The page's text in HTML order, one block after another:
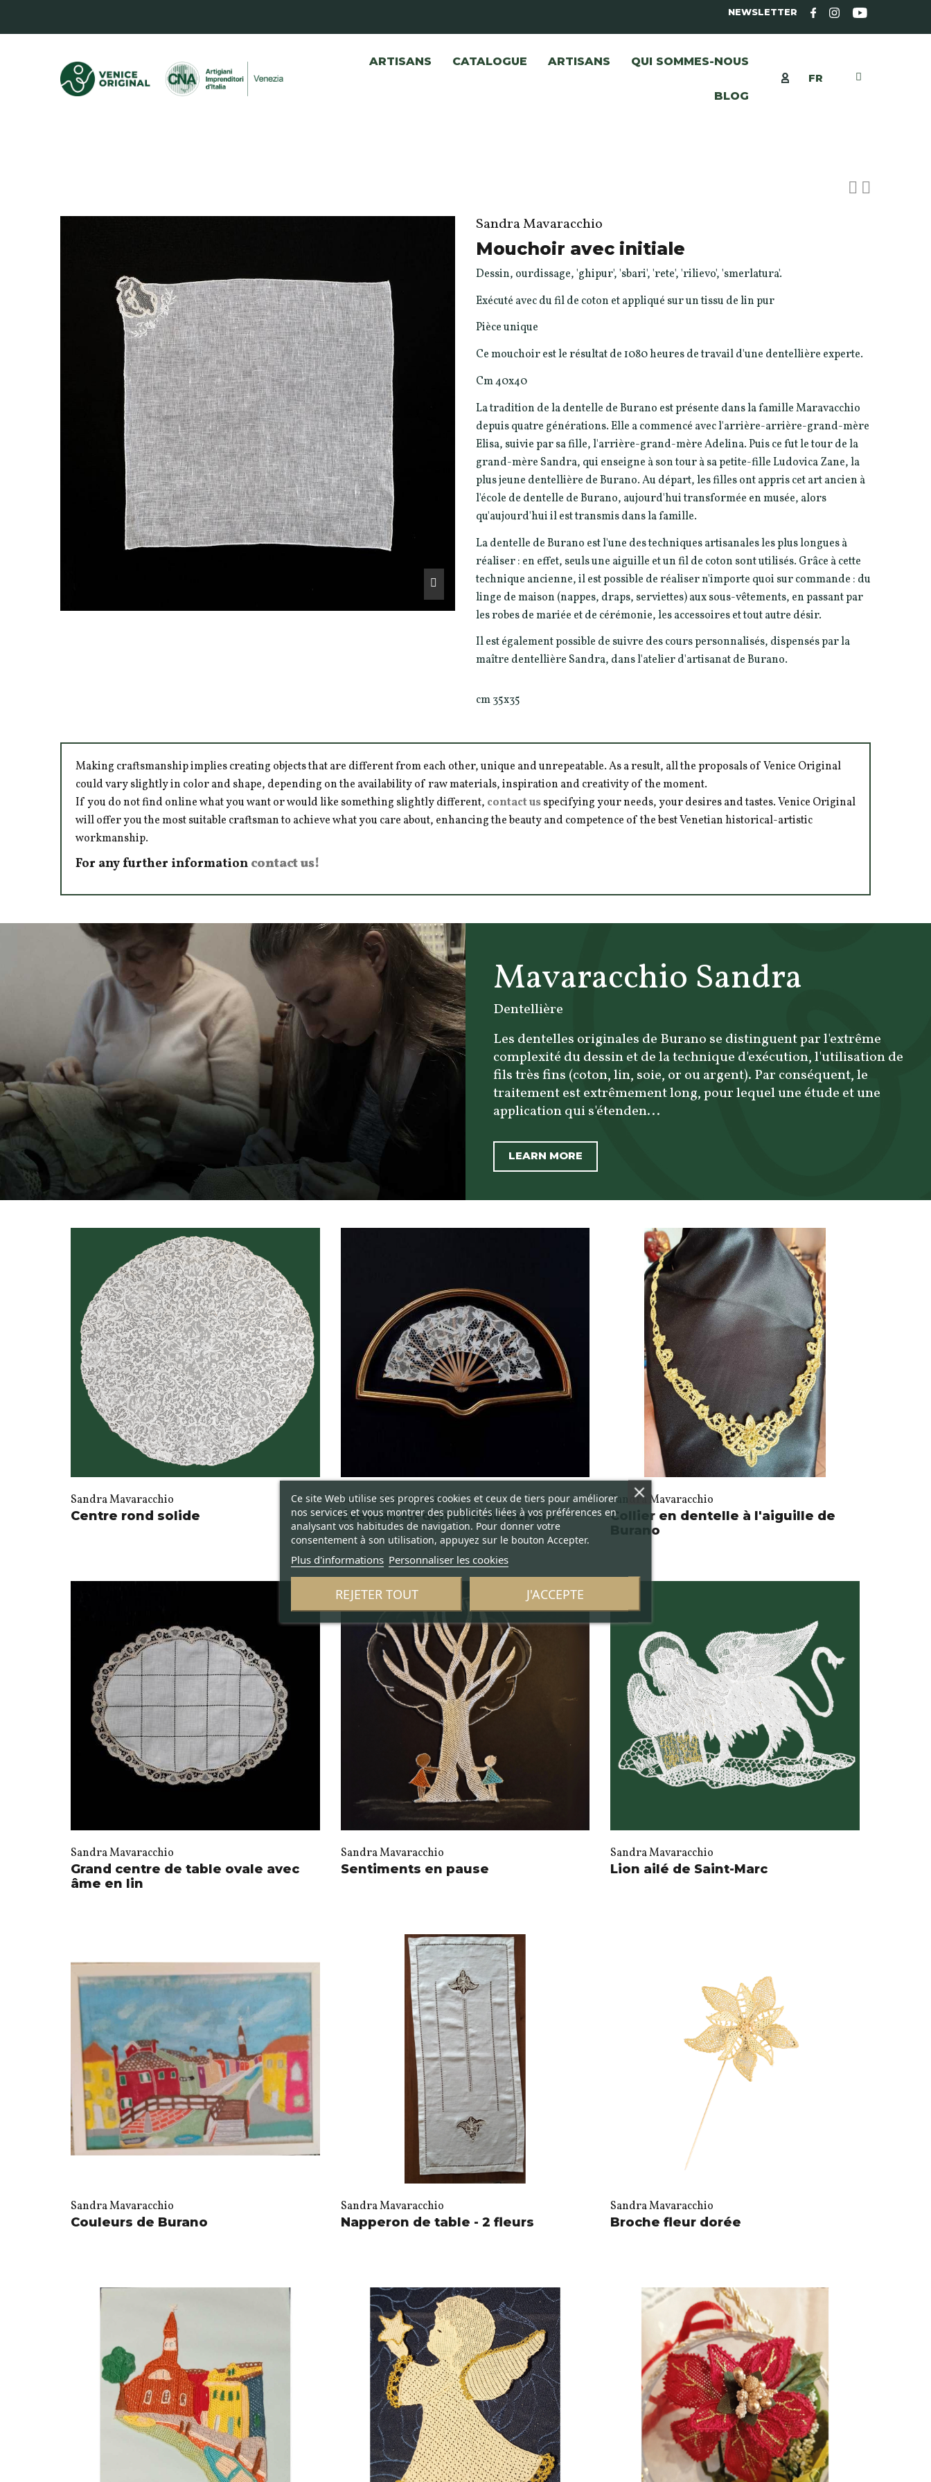
NEWSLETTER
ARTISANS CATALOGUE ARTISANS QUI SOMMES-NOUS
BLOG
FR
Sandra Mavaracchio
Mouchoir avec initiale
Dessin, ourdissage, 'ghipur', 'sbari', 'rete', 'rilievo', 'smerlatura'.
Exécuté avec du fil de coton et appliqué sur un tissu de lin pur
Pièce unique
Ce mouchoir est le résultat de 1080 heures de travail d'une dentellière experte.
Cm 40x40
La tradition de la dentelle de Burano est présente dans la famille Maravacchio
depuis quatre générations. Elle a commencé avec l'arrière-arrière-grand-mère
Elisa, suivie par sa fille, l'arrière-grand-mère Adelina. Puis ce fut le tour de la
grand-mère Sandra, qui enseigne à son tour à sa petite-fille Ludovica Zane, la
plus jeune dentellière de Burano. Au départ, les filles ont appris cet art ancien à
l'école de dentelle de Burano, aujourd'hui transformée en musée, alors
qu'aujourd'hui il est transmis dans la famille.
La dentelle de Burano est l'une des techniques artisanales les plus longues à
réaliser : en effet, seuls une aiguille et un fil de coton sont utilisés. Grâce à cette
technique ancienne, il est possible de réaliser n'importe quoi sur commande : du
linge de maison (nappes, draps, serviettes) aux sous-vêtements, en passant par
les robes de mariée et de cérémonie, les accessoires et tout autre désir.
Il est également possible de suivre des cours personnalisés, dispensés par la
maître dentellière Sandra, dans l'atelier d'artisanat de Burano.
cm 35x35
Making craftsmanship implies creating objects that are different from each other, unique and unrepeatable. As a result, all the proposals of Venice Original
could vary slightly in color and shape, depending on the availability of raw materials, inspiration and creativity of the moment.
If you do not find online what you want or would like something slightly different, contact usspecifying your needs, your desires and tastes. Venice Original
will offer you the most suitable craftsman to achieve what you care about, enhancing the beauty and competence of the best Venetian historical-artistic
workmanship.
For any further information contact us!
Mavaracchio Sandra
Dentellière
Les dentelles originales de Burano se distinguent par l'extrême
complexité du dessin et de la technique d'exécution, l'utilisation de
fils très fins (coton, lin, soie, or ou argent). Par conséquent, le
traitement est extrêmement long, pour lequel une étude et une
application qui s'étenden...
LEARN MORE
Sandra Mavaracchio
Centre rond solide
Sandra Mavaracchio
Éventail en dentelle de Burano
Sandra Mavaracchio
Collier en dentelle à l'aiguille de
Burano
Sandra Mavaracchio
Grand centre de table ovale avec
âme en lin
Sandra Mavaracchio
Sentiments en pause
Sandra Mavaracchio
Lion ailé de Saint-Marc
Sandra Mavaracchio
Couleurs de Burano
Sandra Mavaracchio
Napperon de table - 2 fleurs
Sandra Mavaracchio
Broche fleur dorée
Ce site Web utilise ses propres cookies et ceux de tiers pour améliorer
nos services et vous montrer des publicités liées à vos préférences en
analysant vos habitudes de navigation. Pour donner votre
consentement à son utilisation, appuyez sur le bouton Accepter.
Plus d'informations Personnaliser les cookies
REJETER TOUT J'ACCEPTE